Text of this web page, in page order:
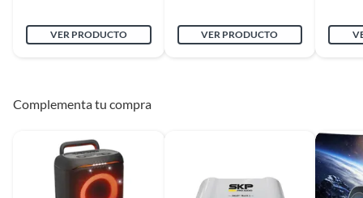
Modelo DM03
n
Compatible con
VER PRODUCTO VER PRODUCTO
Complementa tu compra